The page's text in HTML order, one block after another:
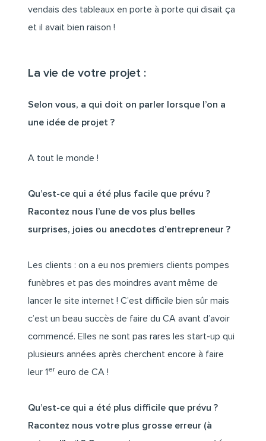
vendais des tableaux en porte à porte qui disait ça
et il avait bien raison !
La vie de votre projet :
Selon vous, a qui doit on parler lorsque l’on a
une idée de projet ?
A tout le monde !
Qu’est-ce qui a été plus facile que prévu ?
Racontez nous l’une de vos plus belles
surprises, joies ou anecdotes d’entrepreneur ?
Les clients : on a eu nos premiers clients pompes
funèbres et pas des moindres avant même de
lancer le site internet ! C’est difficile bien sûr mais
c’est un beau succès de faire du CA avant d’avoir
commencé. Elles ne sont pas rares les start-up qui
plusieurs années après cherchent encore à faire
leur 1er euro de CA !
Qu’est-ce qui a été plus difficile que prévu ?
Racontez nous votre plus grosse erreur (à